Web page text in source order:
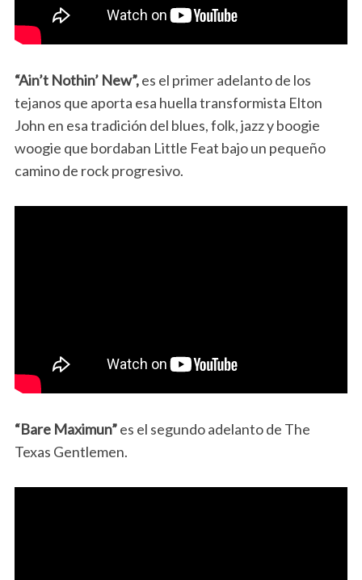
“Ain’t Nothin’ New”,es el primer adelanto de los
tejanos que aporta esa huella transformista Elton
John en esa tradición del blues, folk, jazz y boogie
woogie que bordaban Little Feat bajo un pequeño
camino de rock progresivo.
“Bare Maximun”es el segundo adelanto de The
Texas Gentlemen.